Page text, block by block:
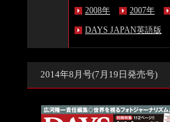
2008年
2007年
DAYS JAPAN英語版
2014年8月号(7月19日発売号)